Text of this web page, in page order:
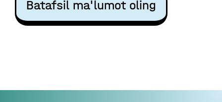
Batafsil ma'lumot oling